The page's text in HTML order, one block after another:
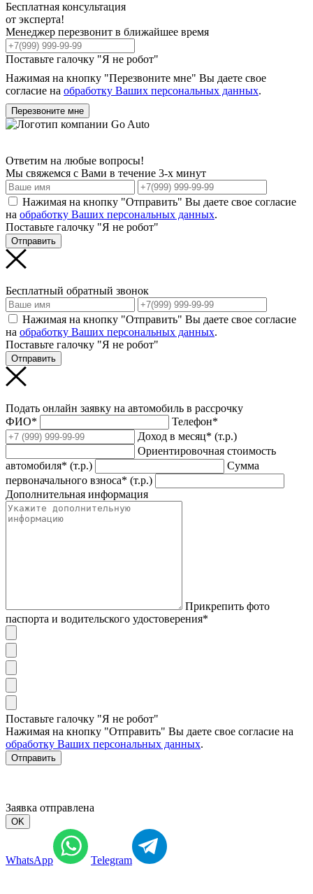
Бесплатная консультация
от эксперта!
Менеджер перезвонит в ближайшее время
Поставьте галочку "Я не робот"
Нажимая на кнопку "Перезвоните мне" Вы даете свое
согласие на обработку Ваших персональных данных.
Перезвоните мне
Ответим на любые вопросы!
Мы свяжемся с Вами в течение 3-х минут
Нажимая на кнопку "Отправить" Вы даете свое согласие
на обработку Ваших персональных данных.
Поставьте галочку "Я не робот"
Отправить
Бесплатный обратный звонок
Нажимая на кнопку "Отправить" Вы даете свое согласие
на обработку Ваших персональных данных.
Поставьте галочку "Я не робот"
Отправить
Подать онлайн заявку на автомобиль в рассрочку
ФИО*
Телефон*
Доход в месяц* (т.р.)
Ориентировочная стоимость
автомобиля* (т.р.)
Сумма
первоначального взноса* (т.р.)
Дополнительная информация
Прикрепить фото
паспорта и водительского удостоверения*
Поставьте галочку "Я не робот"
Нажимая на кнопку "Отправить" Вы даете свое согласие на
обработку Ваших персональных данных.
Отправить
Заявка отправлена
OK
WhatsApp Telegram